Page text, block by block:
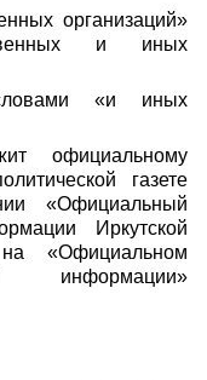
организаций»
и иных
«и иных
официальному
газете
«Официальный
Иркутской
«Официальном
информации»